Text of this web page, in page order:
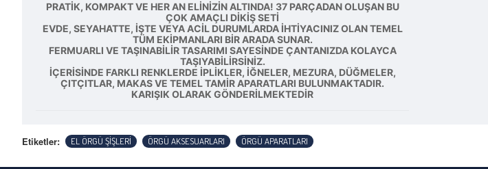
PRATIK, KOMPAKT VE HER AN ELINIZIN ALTINDA! 37 PARÇADAN OLUŞAN BU
ÇOK AMAÇLI DIKIŞ SETI
EVDE, SEYAHATTE, IŞTE VEYA ACIL DURUMLARDA IHTIYACINIZ OLAN TEMEL
TÜM EKIPMANLARI BIR ARADA SUNAR.
FERMUARLI VE TAŞINABILIR TASARIMI SAYESINDE ÇANTANIZDA KOLAYCA
TAŞIYABILIRSINIZ.
İÇERISINDE FARKLI RENKLERDE IPLIKLER, IĞNELER, MEZURA, DÜĞMELER,
ÇITÇITLAR, MAKAS VE TEMEL TAMIR APARATLARI BULUNMAKTADIR.
KARIŞIK OLARAK GÖNDERILMEKTEDIR
Etiketler: EL ÖRGÜ ŞİŞLERİ ÖRGÜ AKSESUARLARI ÖRGÜ APARATLARI